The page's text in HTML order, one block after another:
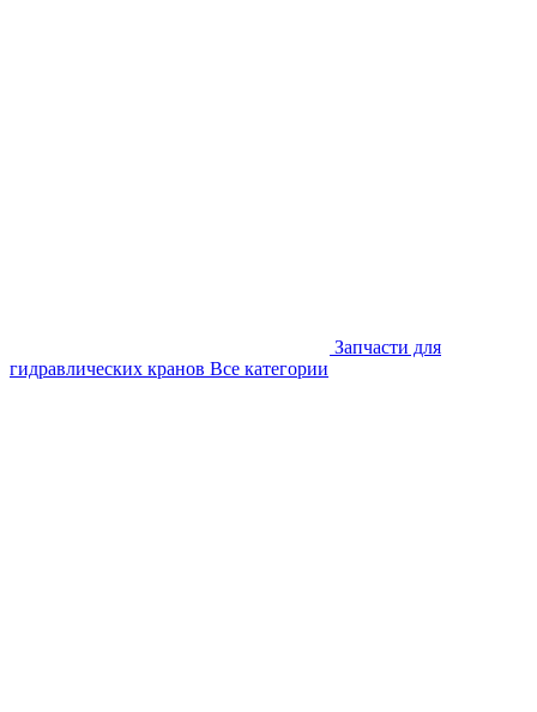
Запчасти для
гидравлических кранов Все категории